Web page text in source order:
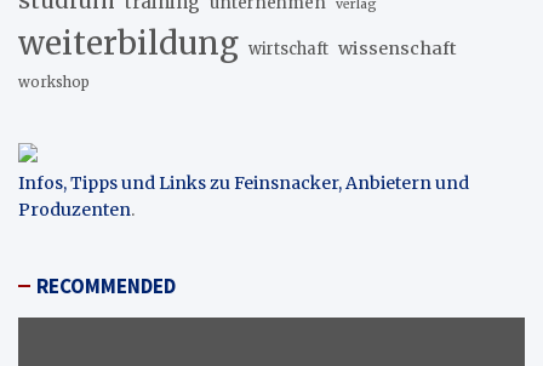
verlag
weiterbildung wirtschaft wissenschaft
workshop
Infos, Tipps und Links zu Feinsnacker, Anbietern und
Produzenten.
RECOMMENDED